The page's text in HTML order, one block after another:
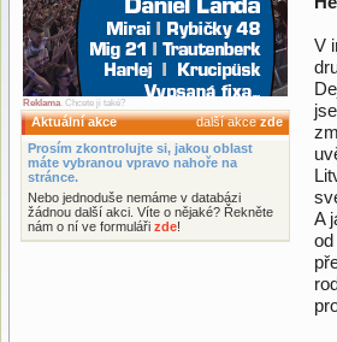
Reklama. Chcete ji také?
Aktuální akce další akcezde
Prosím zkontrolujte si, jakou oblast
máte vybranou vpravo nahoře na
stránce.
Nebo jednoduše nemáme v databázi
žádnou další akci. Víte o nějaké? Řekněte
nám o ní ve formuláři zde!
V
A